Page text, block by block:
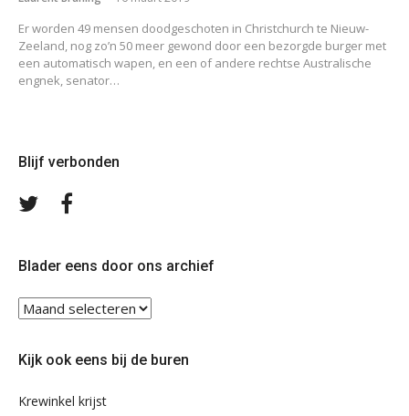
Er worden 49 mensen doodgeschoten in Christchurch te Nieuw-
Zeeland, nog zo’n 50 meer gewond door een bezorgde burger met
een automatisch wapen, en een of andere rechtse Australische
engnek, senator…
Blijf verbonden
Volg
Blader eens door ons archief
Blader
ons
Kijk ook eens bij de buren
Krewinkel krijst